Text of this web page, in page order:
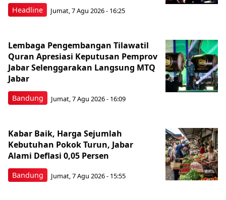
Headline Jumat, 7 Agu 2026 - 16:25
Bandung
Lembaga Pengembangan Tilawatil
Quran Apresiasi Keputusan Pemprov
Jabar Selenggarakan Langsung MTQ
Jabar
Jumat, 7 Agu 2026 - 16:09
Bandung
Kabar Baik, Harga Sejumlah
Kebutuhan Pokok Turun, Jabar
Alami Deflasi 0,05 Persen
Jumat, 7 Agu 2026 - 15:55